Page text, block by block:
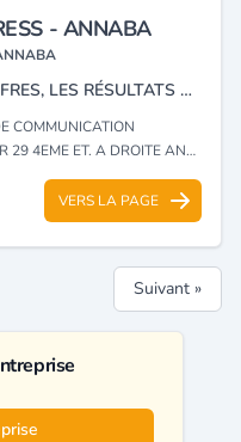
- ANNABA
CONSULTATIONS D’APPEL D’OFFRES, LES RÉSULTATS DES MARCHÉS PUBLICS ET PRIVÉS, CONCOURS D'ARCHITECTURE, ATTRIBUTIONS DE MARCHÉS, OPPORTUNITÉS D'AFFAIRES ET VENTES AUX ENCHÈRES.
COMMUNICATION
ET. A DROITE ANNABA - ANNABA
VERS LA PAGE
Suivant »